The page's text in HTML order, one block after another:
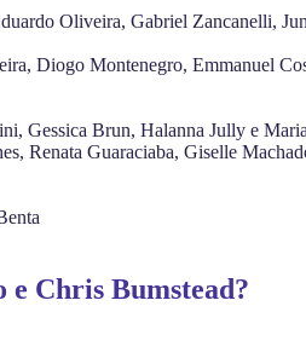
Oliveira, Gabriel Zancanelli,
Diogo Montenegro, Emmanuel
Gessica Brun, Halanna Jully e
Renata Guaraciaba, Giselle
e Chris Bumstead?